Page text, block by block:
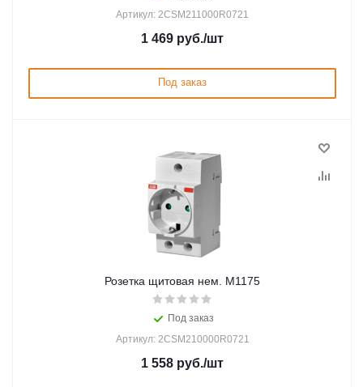
Артикул: 2CSM211000R0721
1 469 руб./шт
Под заказ
Розетка щитовая нем. M1175
Под заказ
Артикул: 2CSM210000R0721
1 558 руб./шт